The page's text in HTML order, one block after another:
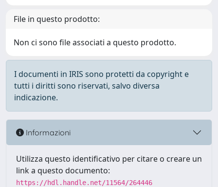
File in questo prodotto:
Non ci sono file associati a questo prodotto.
I documenti in IRIS sono protetti da copyright e
tutti i diritti sono riservati, salvo diversa
indicazione.
Informazioni
Utilizza questo identificativo per citare o creare un
link a questo documento:
https://hdl.handle.net/11564/264446